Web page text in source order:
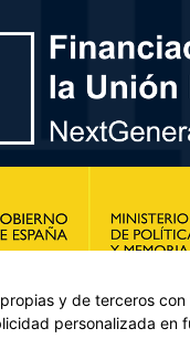
y de terceros
personalizada en